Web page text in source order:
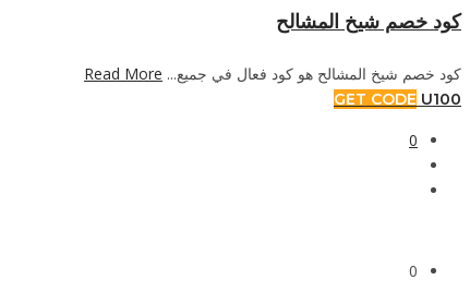
كود خصم شيخ المشالح
كود خصم شيخ المشالح هو كود فعال في جميع... Read More
GET CODE U100
0
0